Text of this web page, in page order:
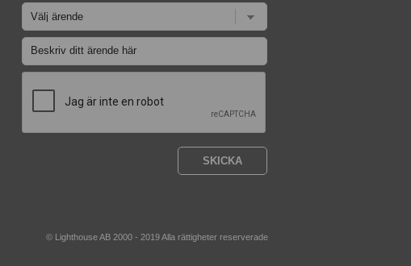
© Lighthouse AB 2000 - 2019 Alla rättigheter reserverade